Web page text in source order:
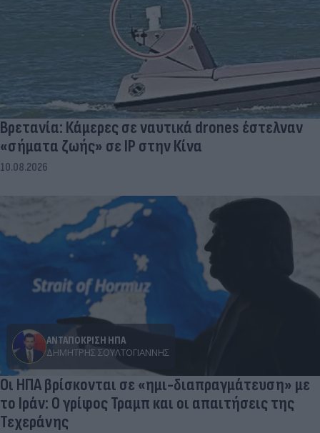
Βρετανία: Κάμερες σε ναυτικά drones έστελναν
«σήματα ζωής» σε IP στην Κίνα
10.08.2026
ΑΝΤΑΠΟΚΡΙΣΗ ΗΠΑ
ΔΗΜΉΤΡΗΣ ΣΟΥΛΤΟΓΙΆΝΝΗΣ
Οι ΗΠΑ βρίσκονται σε «ημι-διαπραγμάτευση» με
το Ιράν: Ο γρίφος Τραμπ και οι απαιτήσεις της
Τεχεράνης